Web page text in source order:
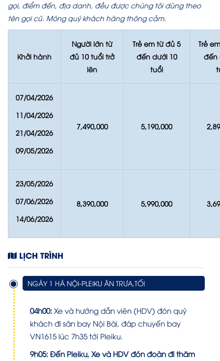
gọi, điểm đến, địa danh, đều được chúng tôi dùng theo
tên gọi cũ. Móng quý khách hàng thông cảm.
Khởi hành
Người lớn từ
đủ 10 tuổi trở
lên
Trẻ em từ đủ 5
đến dưới 10
tuổi
Trẻ
đến
07/04/2026
11/04/2026
21/04/2026
09/05/2026
7,490,000 5,190,000
23/05/2026
07/06/2026
14/06/2026
8,390,000 5,990,000
LỊCH TRÌNH
NGÀY 1 HÀ NỘI-PLEIKU ĂN TRƯA,TỐI
04h00: Xe và hướng dẫn viên (HDV) đón quý
khách đi sân bay Nội Bài, đáp chuyến bay
VN1615 lúc 7h35 tới Pleiku.
9h05: Đến Pleiku, Xe và HDV đón đoàn đi thăm